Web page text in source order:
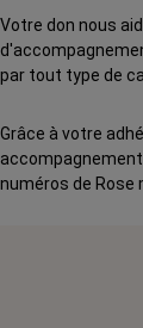
Votre don nous
par tout type de
Grâce à votre
numéros de Rose